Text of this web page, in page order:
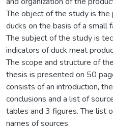
The object of the study is
ducks on the basis of a small
The subject of the study is
indicators of duck meat
The scope and structure of
thesis is presented on 50
consists of an introduction,
conclusions and a list of
tables and 3 figures. The list
names of sources.